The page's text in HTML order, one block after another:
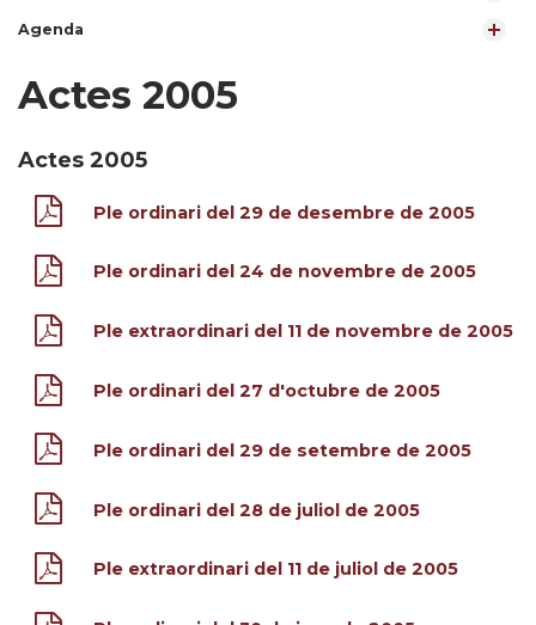
Agenda
Actes 2005
Actes 2005
Ple ordinari del 29 de desembre de 2005
Ple ordinari del 24 de novembre de 2005
Ple extraordinari del 11 de novembre de 2005
Ple ordinari del 27 d'octubre de 2005
Ple ordinari del 29 de setembre de 2005
Ple ordinari del 28 de juliol de 2005
Ple extraordinari del 11 de juliol de 2005